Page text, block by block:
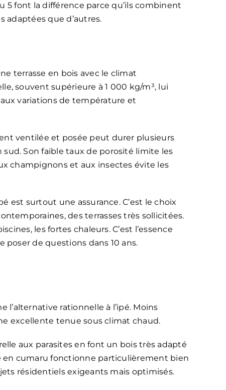
5 font la différence parce qu’ils combinent
adaptées que d’autres.
terrasse en bois avec le climat
souvent supérieure à 1 000 kg/m³, lui
variations de température et
ventilée et posée peut durer plusieurs
Son faible taux de porosité limite les
champignons et aux insectes évite les
est surtout une assurance. C’est le choix
des terrasses très sollicitées.
les fortes chaleurs. C’est l’essence
poser de questions dans 10 ans.
rationnelle à l’ipé. Moins
excellente tenue sous climat chaud.
aux parasites en font un bois très adapté
en cumaru fonctionne particulièrement bien
résidentiels exigeants mais optimisés.